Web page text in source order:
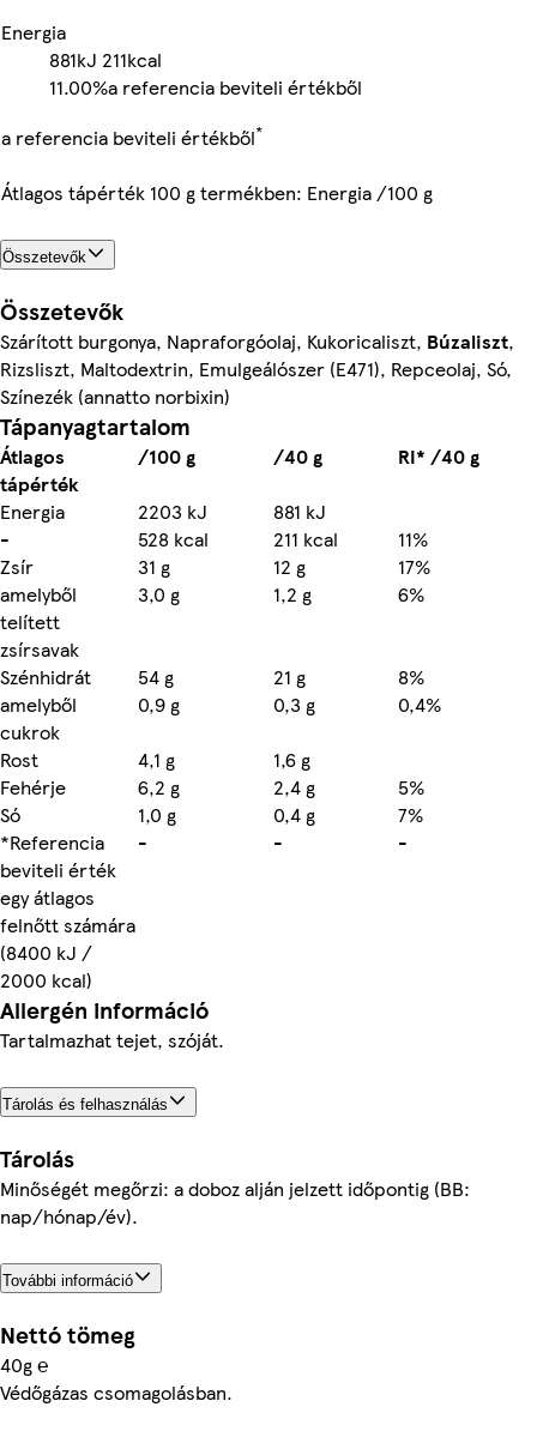
Energia
881kJ 211kcal
11.00%a referencia beviteli értékből
a referencia beviteli értékből*
Átlagos tápérték 100 g termékben: Energia /100 g
Összetevők
Összetevők
Szárított burgonya, Napraforgóolaj, Kukoricaliszt, Búzaliszt,
Rizsliszt, Maltodextrin, Emulgeálószer (E471), Repceolaj, Só,
Színezék (annatto norbixin)
Tápanyagtartalom
Átlagos
tápérték
/100 g /40 g
RI* /40 g
Energia
2203 kJ
881 kJ
-
528 kcal 211 kcal
11%
Zsír
31 g 12 g
17%
amelyből
telített
zsírsavak
3,0 g 1,2 g 6%
Szénhidrát 54 g 21 g
8%
amelyből
cukrok
0,9 g 0,3 g
0,4%
Rost
4,1 g
1,6 g
Fehérje
6,2 g 2,4 g
5%
Só
1,0 g 0,4 g
7%
*Referencia
beviteli érték
egy átlagos
felnőtt számára
(8400 kJ /
2000 kcal)
- - -
Allergén információ
Tartalmazhat tejet, szóját.
Tárolás és felhasználás
Tárolás
Minőségét megőrzi: a doboz alján jelzett időpontig (BB:
nap/hónap/év).
További információ
Nettó tömeg
40g ℮
Védőgázas csomagolásban.